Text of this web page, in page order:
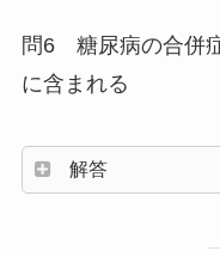
問6 糖尿病の合併
に含まれる
解答